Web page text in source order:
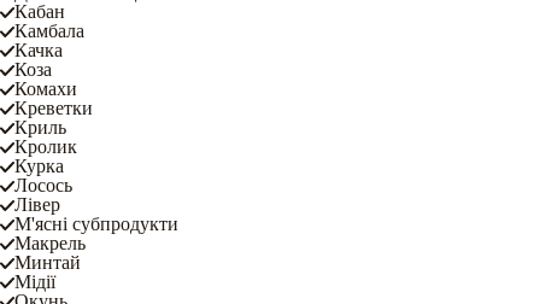
Кабан
Камбала
Качка
Коза
Комахи
Креветки
Криль
Кролик
Курка
Лосось
Лівер
М'ясні субпродукти
Макрель
Минтай
Мідії